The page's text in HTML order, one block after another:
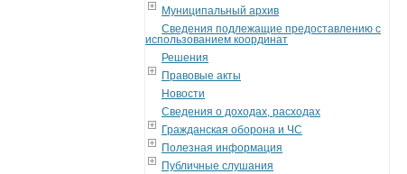
Муниципальный архив
Сведения подлежащие предоставлению с
использованием координат
Решения
Правовые акты
Новости
Сведения о доходах, расходах
Гражданская оборона и ЧС
Полезная информация
Публичные слушания